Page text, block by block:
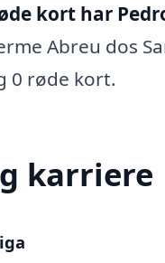
kort har
Abreu dos
0 røde kort.
karriere